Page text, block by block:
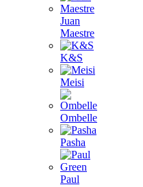
Juan
Maestre
K&S
Meisi
Ombelle
Pasha
Paul